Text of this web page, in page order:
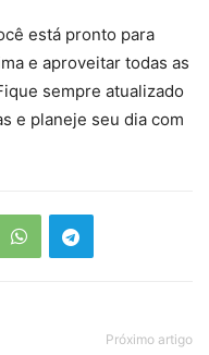
está pronto para
e aproveitar todas as
sempre atualizado
e planeje seu dia com
Próximo artigo